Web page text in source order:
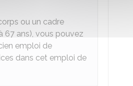
ou un cadre
67 ans), vous pouvez
emploi de
dans cet emploi de